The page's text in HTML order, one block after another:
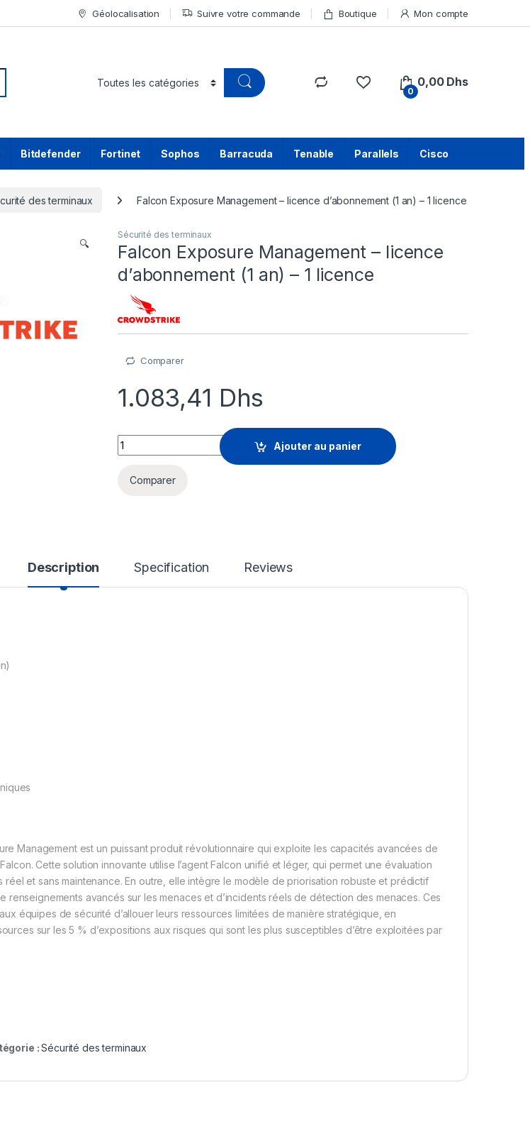
Géolocalisation Suivre votre commande Boutique Mon compte
0
0,00 Dhs
Bitdefender Fortinet Sophos Barracuda Tenable Parallels Cisco
des terminaux Falcon Exposure Management – licence d’abonnement (1 an) – 1 licence
🔍
Sécurité des terminaux
Falcon Exposure Management – licence
d’abonnement (1 an) – 1 licence
Comparer
1.083,41 Dhs
Falcon Exposure Management - licence d'abonnement (1 an) - 1 licence quantity
Ajouter au panier
Comparer
Description Specification Reviews
Management est un puissant produit révolutionnaire qui exploite les capacités avancées de
Cette solution innovante utilise l’agent Falcon unifié et léger, qui permet une évaluation
réel et sans maintenance. En outre, elle intègre le modèle de priorisation robuste et prédictif
renseignements avancés sur les menaces et d’incidents réels de détection des menaces. Ces
équipes de sécurité d’allouer leurs ressources limitées de manière stratégique, en
sur les 5 % d’expositions aux risques qui sont les plus susceptibles d’être exploitées par
:Sécurité des terminaux